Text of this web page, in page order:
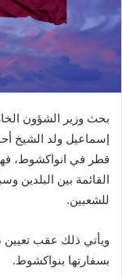
بحث وزير الشؤون
إسماعيل ولد الشيخ
قطر في انواكشوط،
القائمة بين البلدين
للشعبين.
ويأتي ذلك عقب تعيين
بسفارتها بنواكشوط.